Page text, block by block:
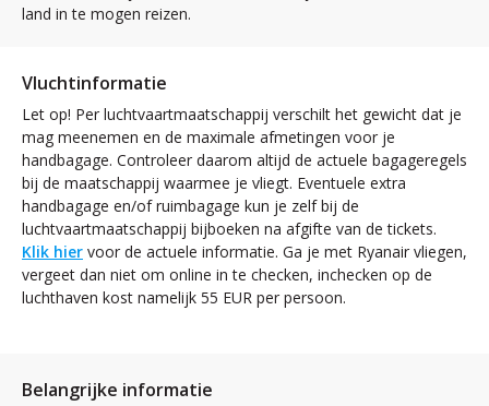
land in te mogen reizen.
Vluchtinformatie
Let op! Per luchtvaartmaatschappij verschilt het gewicht dat je
mag meenemen en de maximale afmetingen voor je
handbagage. Controleer daarom altijd de actuele bagageregels
bij de maatschappij waarmee je vliegt. Eventuele extra
handbagage en/of ruimbagage kun je zelf bij de
luchtvaartmaatschappij bijboeken na afgifte van de tickets.
Klik hier voor de actuele informatie. Ga je met Ryanair vliegen,
vergeet dan niet om online in te checken, inchecken op de
luchthaven kost namelijk 55 EUR per persoon.
Belangrijke informatie